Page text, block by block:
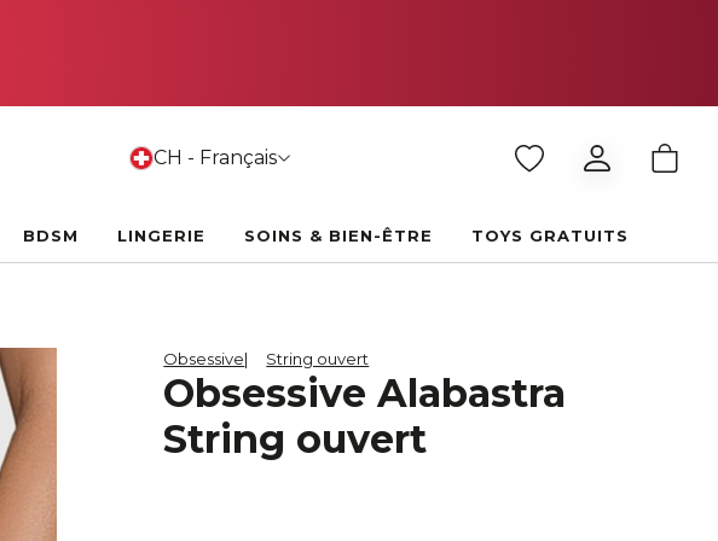
CH - Français
BDSM LINGERIE SOINS & BIEN-ÊTRE TOYS GRATUITS
Obsessive String ouvert
Obsessive Alabastra
String ouvert